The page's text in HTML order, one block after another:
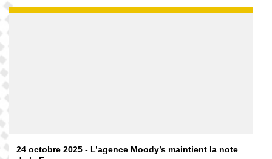
24 octobre 2025 - L’agence Moody’s maintient la note